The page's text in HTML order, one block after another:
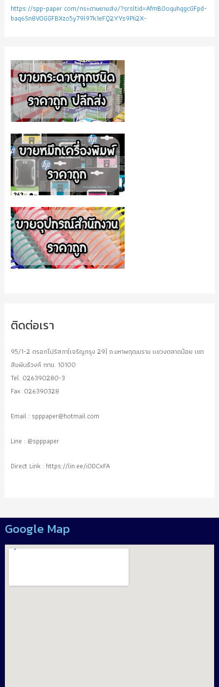
https://spp-paper com/กระดาษขายส่ง/?srsltid=AfmBOoquhqgcGFpd-
baq6Sn8VOGGFBXzo5y79l97k1eFQ2YYs9PIi2X-
ติดต่อเรา
95/1-2 ตรอกโปริสภา(เจริญกรุง 29) ถ.มหาพฤฒมราม แขวงตลาดน้อย เขต
สัมพันธืวงค์ กทม. 10100
Tel. 026390280-3
Fax. 026390328
Email : spppaper@hotmail.com
Line : @spppaper
Direct Link : https://lin.ee/i0DCxFA
Google Map